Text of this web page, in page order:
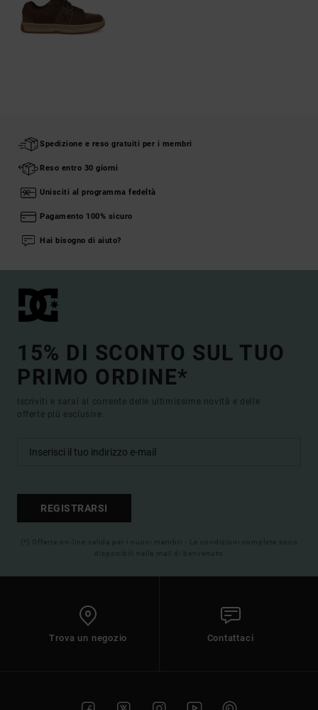
Spedizione e reso gratuiti per i membri
Reso entro 30 giorni
Unisciti al programma fedeltà
Pagamento 100% sicuro
Hai bisogno di aiuto?
15% DI SCONTO SUL TUO
PRIMO ORDINE*
Iscriviti e sarai al corrente delle ultimissime novità e delle
offerte più esclusive.
REGISTRARSI
(*) Offerta on-line valida per i nuovi membri - Le condizioni complete sono
disponibili nella mail di benvenuto
Trova un negozio Contattaci